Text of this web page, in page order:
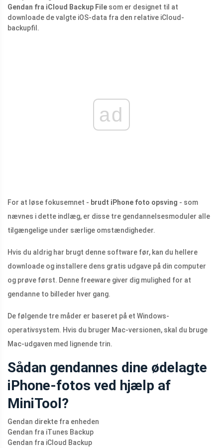
Gendan fra iCloud Backup File som er designet til at
downloade de valgte iOS-data fra den relative iCloud-
backupfil.
ad
For at løse fokusemnet - brudt iPhone foto opsving - som
nævnes i dette indlæg, er disse tre gendannelsesmoduler alle
tilgængelige under særlige omstændigheder.
Hvis du aldrig har brugt denne software før, kan du hellere
downloade og installere dens gratis udgave på din computer
og prøve først. Denne freeware giver dig mulighed for at
gendanne to billeder hver gang.
De følgende tre måder er baseret på et Windows-
operativsystem. Hvis du bruger Mac-versionen, skal du bruge
Mac-udgaven med lignende trin.
Sådan gendannes dine ødelagte
iPhone-fotos ved hjælp af
MiniTool?
Gendan direkte fra enheden
Gendan fra iTunes Backup
Gendan fra iCloud Backup